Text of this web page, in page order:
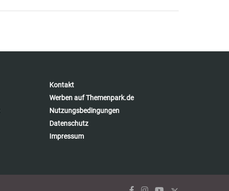
Kontakt
Werben auf Themenpark.de
Nutzungsbedingungen
Datenschutz
Impressum